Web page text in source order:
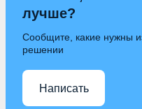
лучше?
Сообщите, какие нужны
решении
Написать